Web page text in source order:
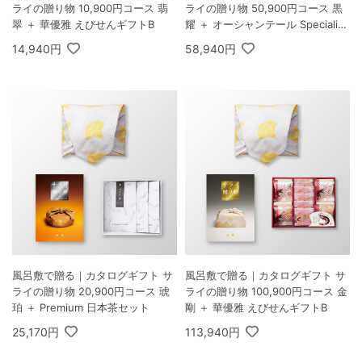
ライの贈り物 10,900円コース 翡
翠 ＋ 華優雅 えびせんギフトB
14,940円
ライの贈り物 50,900円コース 黒
耀 ＋ オーシャンテール Speciality
Coffee＆バームセット A
58,940円
風呂敷で贈る｜カタログギフト サ
ライの贈り物 20,900円コース 琥
珀 ＋ Premium 日本茶セット
25,170円
風呂敷で贈る｜カタログギフト サ
ライの贈り物 100,900円コース 金
剛 ＋ 華優雅 えびせんギフトB
113,940円